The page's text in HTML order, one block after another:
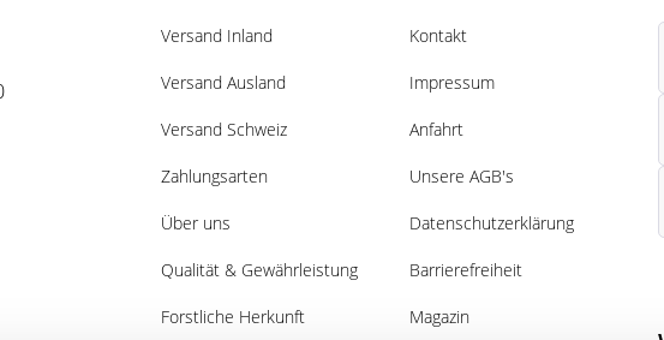
Versand Inland
Versand Ausland
Versand Schweiz
Zahlungsarten
Über uns
Qualität & Gewährleistung
Forstliche Herkunft
Kontakt
Impressum
Anfahrt
Unsere AGB's
Datenschutzerklärung
Barrierefreiheit
Magazin